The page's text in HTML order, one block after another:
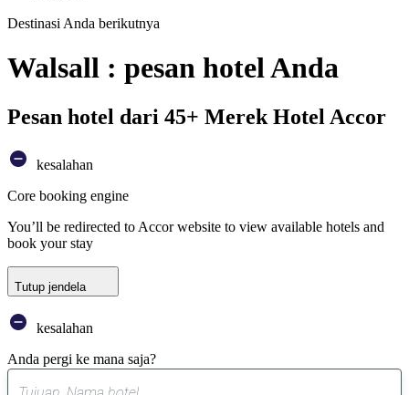
Destinasi Anda berikutnya
Walsall : pesan hotel Anda
Pesan hotel dari 45+ Merek Hotel Accor
kesalahan
Core booking engine
You’ll be redirected to Accor website to view available hotels and
book your stay
Tutup jendela
kesalahan
Anda pergi ke mana saja?